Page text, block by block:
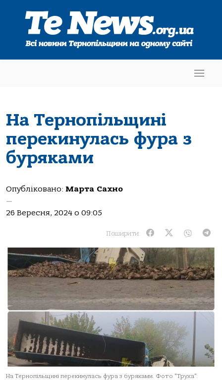
На Тернопільщині
перекинулась фура з
буряками
Опубліковано: Марта Сахно
—
26 Вересня, 2024 о 09:05
Поширити:
На Тернопільщині перекинулась фура з буряками. Фото "Труха".